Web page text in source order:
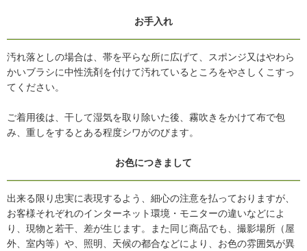
お手入れ
汚れ落としの場合は、帯を平らな所に広げて、スポンジ又はやわら
かいブラシに中性洗剤を付けて汚れているところをやさしくこすっ
てください。
ご着用後は、干して湿気を取り除いた後、霧吹きをかけて布で包
み、重しをするとある程度シワがのびます。
お色につきまして
出来る限り忠実に表現するよう、細心の注意を払っておりますが、
お客様それぞれのインターネット環境・モニターの違いなどによ
り、現物と若干、差が生じます。また同じ商品でも、撮影場所（屋
外、室内等）や、照明、天候の都合などにより、お色の雰囲気が異